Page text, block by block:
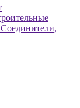
Соединители,